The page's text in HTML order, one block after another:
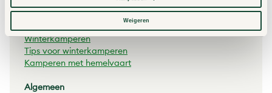
Weigeren
Wanneer wil je kamperen?
Winterkamperen
Tips voor winterkamperen
Kamperen met hemelvaart
Algemeen